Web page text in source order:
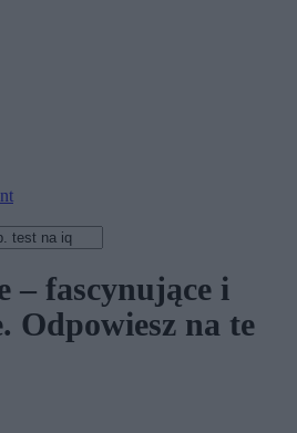
– fascynujące i
Odpowiesz na te